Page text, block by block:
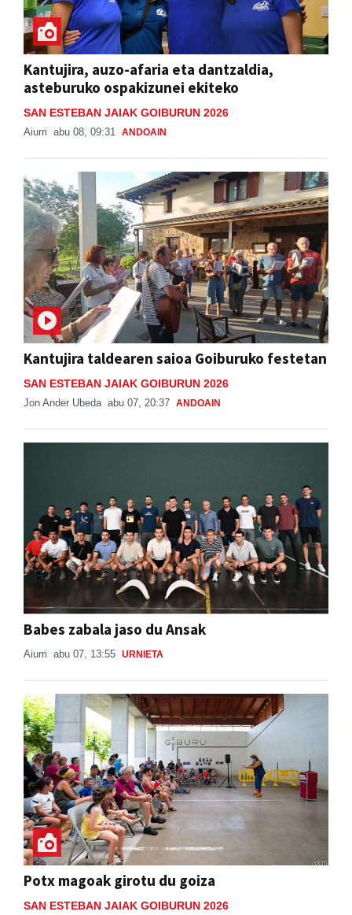
Kantujira, auzo-afaria eta dantzaldia,
asteburuko ospakizunei ekiteko
SAN ESTEBAN JAIAK GOIBURUN 2026
Aiurri abu 08, 09:31 ANDOAIN
Kantujira taldearen saioa Goiburuko festetan
SAN ESTEBAN JAIAK GOIBURUN 2026
Jon Ander Ubeda abu 07, 20:37 ANDOAIN
Babes zabala jaso du Ansak
Aiurri abu 07, 13:55 URNIETA
Potx magoak girotu du goiza
SAN ESTEBAN JAIAK GOIBURUN 2026